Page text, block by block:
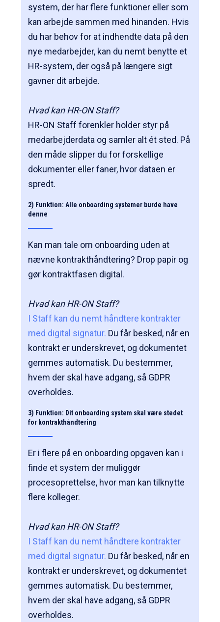
system, der har flere funktioner eller som
kan arbejde sammen med hinanden. Hvis
du har behov for at indhendte data på den
nye medarbejder, kan du nemt benytte et
HR-system, der også på længere sigt
gavner dit arbejde.
Hvad kan HR-ON Staff?
HR-ON Staff forenkler holder styr på
medarbejderdata og samler alt ét sted. På
den måde slipper du for forskellige
dokumenter eller faner, hvor dataen er
spredt.
2) Funktion: Alle onboarding systemer burde have
denne
Kan man tale om onboarding uden at
nævne kontrakthåndtering? Drop papir og
gør kontraktfasen digital.
Hvad kan HR-ON Staff?
I Staff kan du nemt håndtere kontrakter
med digital signatur. Du får besked, når en
kontrakt er underskrevet, og dokumentet
gemmes automatisk. Du bestemmer,
hvem der skal have adgang, så GDPR
overholdes.
3) Funktion: Dit onboarding system skal være stedet
for kontrakthåndtering
Er i flere på en onboarding opgaven kan i
finde et system der muliggør
procesoprettelse, hvor man kan tilknytte
flere kolleger.
Hvad kan HR-ON Staff?
I Staff kan du nemt håndtere kontrakter
med digital signatur. Du får besked, når en
kontrakt er underskrevet, og dokumentet
gemmes automatisk. Du bestemmer,
hvem der skal have adgang, så GDPR
overholdes.